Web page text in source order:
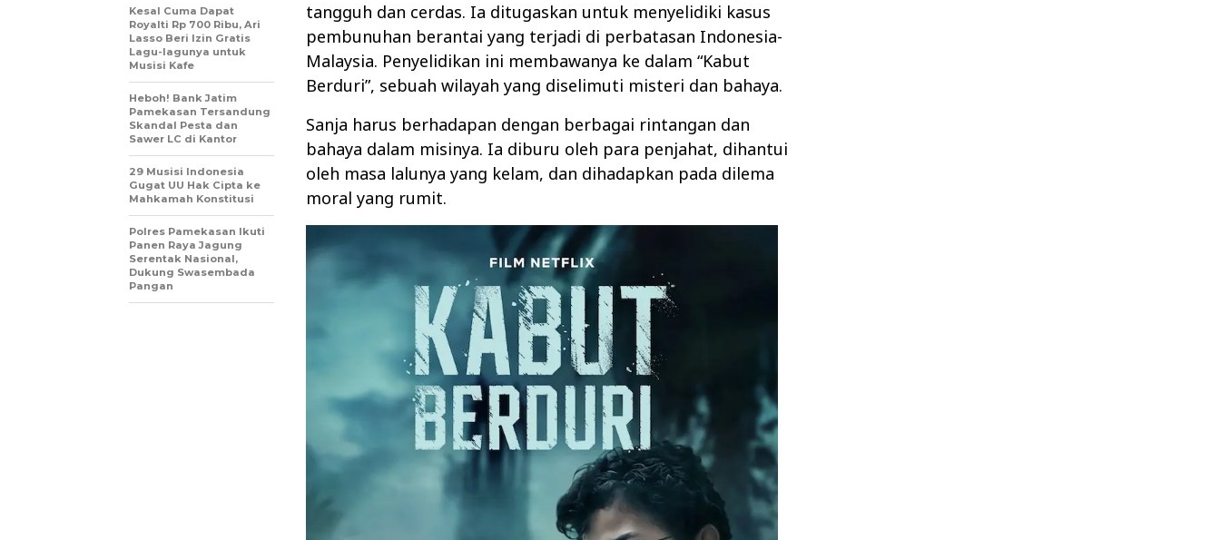
tangguh dan cerdas. Ia ditugaskan untuk menyelidiki kasus
pembunuhan berantai yang terjadi di perbatasan Indonesia-
Malaysia. Penyelidikan ini membawanya ke dalam “Kabut
Berduri”, sebuah wilayah yang diselimuti misteri dan bahaya.
Sanja harus berhadapan dengan berbagai rintangan dan
bahaya dalam misinya. Ia diburu oleh para penjahat, dihantui
oleh masa lalunya yang kelam, dan dihadapkan pada dilema
moral yang rumit.
Kesal Cuma Dapat
Royalti Rp 700 Ribu, Ari
Lasso Beri Izin Gratis
Lagu-lagunya untuk
Musisi Kafe
Heboh! Bank Jatim
Pamekasan Tersandung
Skandal Pesta dan
Sawer LC di Kantor
29 Musisi Indonesia
Gugat UU Hak Cipta ke
Mahkamah Konstitusi
Polres Pamekasan Ikuti
Panen Raya Jagung
Serentak Nasional,
Dukung Swasembada
Pangan